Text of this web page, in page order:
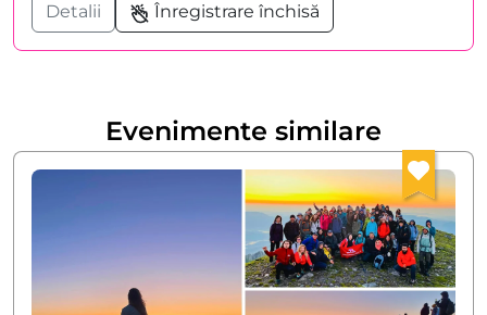
Detalii Înregistrare închisă
Evenimente similare